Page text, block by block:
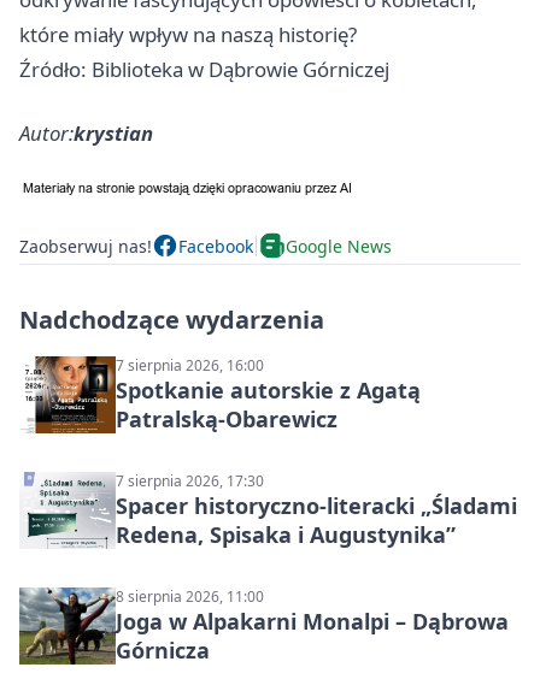
które miały wpływ na naszą historię?
Źródło: Biblioteka w Dąbrowie Górniczej
Autor:krystian
Zaobserwuj nas! Facebook Google News
Nadchodzące wydarzenia
7 sierpnia 2026, 16:00
Spotkanie autorskie z Agatą
Patralską-Obarewicz
7 sierpnia 2026, 17:30
Spacer historyczno-literacki „Śladami
Redena, Spisaka i Augustynika”
8 sierpnia 2026, 11:00
Joga w Alpakarni Monalpi – Dąbrowa
Górnicza